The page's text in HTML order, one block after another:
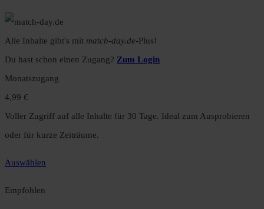
Alle Inhalte gibt's mit match-day.de-Plus!
Du hast schon einen Zugang? Zum Login
Monatszugang
4,99 €
Voller Zugriff auf alle Inhalte für 30 Tage. Ideal zum Ausprobieren
oder für kurze Zeiträume.
Auswählen
Empfohlen